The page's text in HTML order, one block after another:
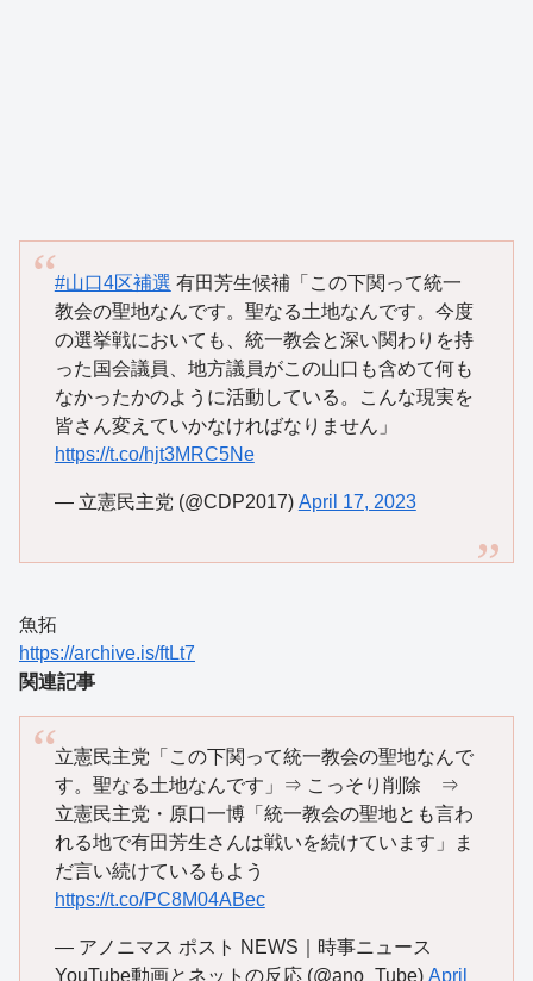
#山口4区補選 有田芳生候補「この下関って統一
教会の聖地なんです。聖なる土地なんです。今度
の選挙戦においても、統一教会と深い関わりを持
った国会議員、地方議員がこの山口も含めて何も
なかったかのように活動している。こんな現実を
皆さん変えていかなければなりません」
https://t.co/hjt3MRC5Ne
— 立憲民主党 (@CDP2017) April 17, 2023
魚拓
https://archive.is/ftLt7
関連記事
立憲民主党「この下関って統一教会の聖地なんで
す。聖なる土地なんです」⇒ こっそり削除 ⇒
立憲民主党・原口一博「統一教会の聖地とも言わ
れる地で有田芳生さんは戦いを続けています」ま
だ言い続けているもよう
https://t.co/PC8M04ABec
— アノニマス ポスト NEWS｜時事ニュース
YouTube動画とネットの反応 (@ano_Tube) April